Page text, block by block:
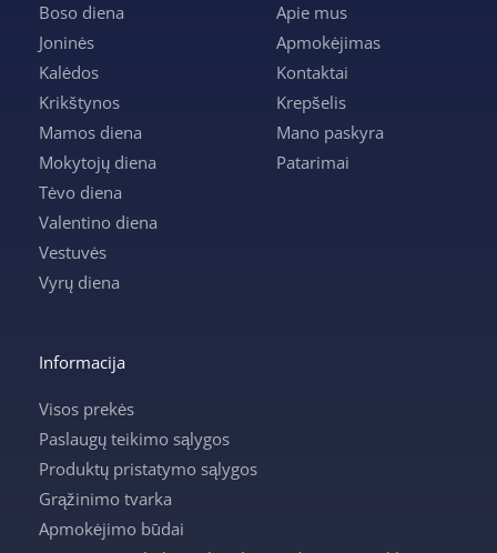
Boso diena
Joninės
Kalėdos
Krikštynos
Mamos diena
Mokytojų diena
Tėvo diena
Valentino diena
Vestuvės
Vyrų diena
Apie mus
Apmokėjimas
Kontaktai
Krepšelis
Mano paskyra
Patarimai
Informacija
Visos prekės
Paslaugų teikimo sąlygos
Produktų pristatymo sąlygos
Grąžinimo tvarka
Apmokėjimo būdai